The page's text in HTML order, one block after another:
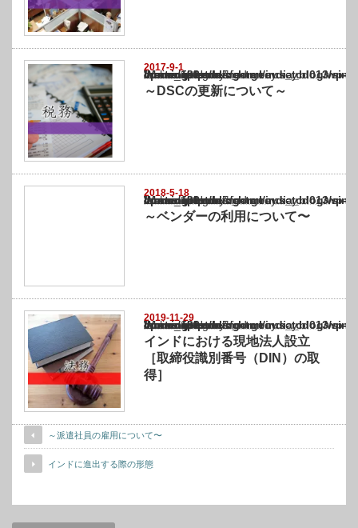
2017-9-1
Warning
: Undefined array key "show_category" in
/home/netst/kuno-cpa.co.jp/public_html/india_blog/wp-content/themes/
on line183
～DSCの更新について～
2018-5-18
Warning
: Undefined array key "show_category" in
/home/netst/kuno-cpa.co.jp/public_html/india_blog/wp-content/themes/
on line183
～ベンダーの利用について〜
2019-11-29
Warning
: Undefined array key "show_category" in
/home/netst/kuno-cpa.co.jp/public_html/india_blog/wp-content/themes/
on line183
インドにおける現地法人設立
［取締役識別番号（DIN）の取
得］
～派遣社員の雇用について〜
インドに進出する際の形態